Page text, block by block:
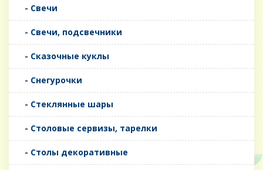
- Свечи
- Свечи, подсвечники
- Сказочные куклы
- Снегурочки
- Стеклянные шары
- Столовые сервизы, тарелки
- Столы декоративные